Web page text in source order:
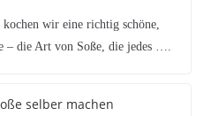
wir eine richtig schöne,
– die Art von Soße, die jedes ….
selber machen